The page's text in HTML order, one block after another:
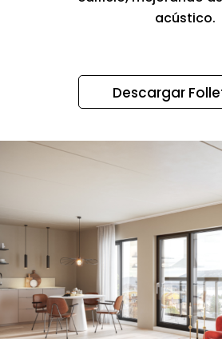
acústico.
Descargar